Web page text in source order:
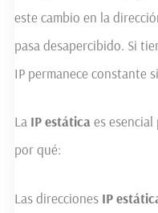
este cambio en la
pasa desapercibido. Si
IP permanece constante
La IP estática es
por qué:
Las direcciones IP